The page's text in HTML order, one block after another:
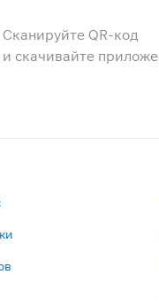
Сканируйте QR-код
и скачивайте